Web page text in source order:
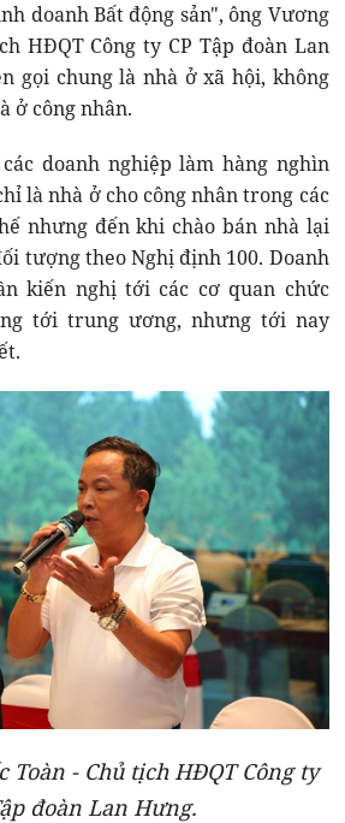
doanh Bất động sản", ông Vương
HĐQT Công ty CP Tập đoàn Lan
gọi chung là nhà ở xã hội, không
ở công nhân.
doanh nghiệp làm hàng nghìn
là nhà ở cho công nhân trong các
nhưng đến khi chào bán nhà lại
tượng theo Nghị định 100. Doanh
kiến nghị tới các cơ quan chức
tới trung ương, nhưng tới nay
Toàn - Chủ tịch HĐQT Công ty
đoàn Lan Hưng.